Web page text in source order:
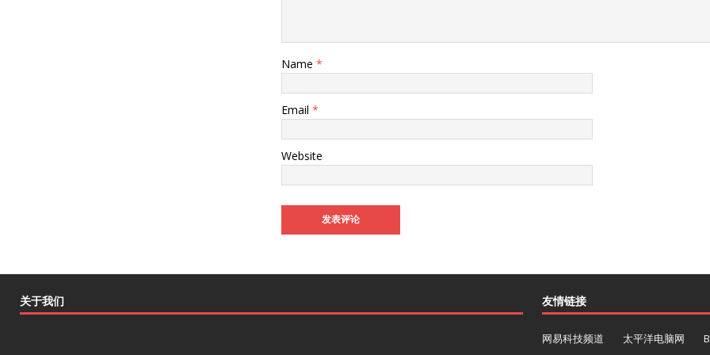
Name *
Email *
Website
关于我们 友情链接
网易科技频道 太平洋电脑网